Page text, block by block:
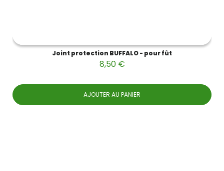
Joint protection BUFFALO - pour fût
8,50 €
AJOUTER AU PANIER